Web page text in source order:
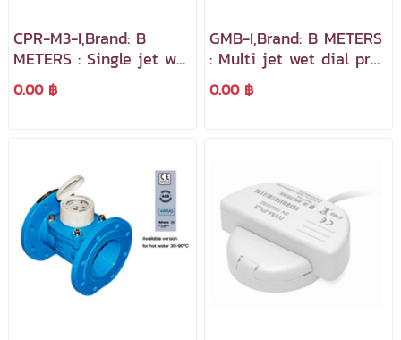
CPR-M3-I,Brand: B
METERS : Single jet wet
dial pre-equipped for
inductive modules
0.00 ฿
GMB-I,Brand: B METERS
: Multi jet wet dial pre-
equipped for inductive
modules
0.00 ฿